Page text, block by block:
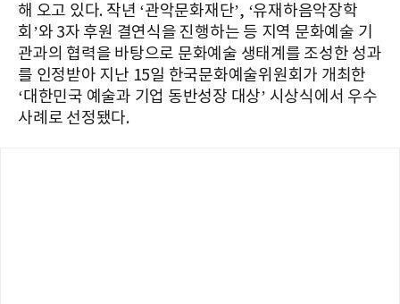
해 오고 있다. 작년 ‘관악문화재단’, ‘유재하음악장학
회’와 3자 후원 결연식을 진행하는 등 지역 문화예술 기
관과의 협력을 바탕으로 문화예술 생태계를 조성한 성과
를 인정받아 지난 15일 한국문화예술위원회가 개최한
‘대한민국 예술과 기업 동반성장 대상’ 시상식에서 우수
사례로 선정됐다.